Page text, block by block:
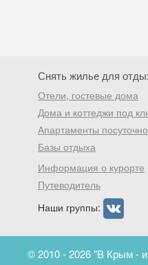
Снять жилье для
Отели, гостевые дома
Дома и коттеджи под
Апартаменты посуточно
Базы отдыха
Информация о курорте
Путеводитель
Наши группы:
© 2010 - 2026 "В Крым -